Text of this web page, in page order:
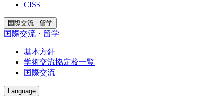
CISS
国際交流・留学
国際交流・留学
基本方針
学術交流協定校一覧
国際交流
Language